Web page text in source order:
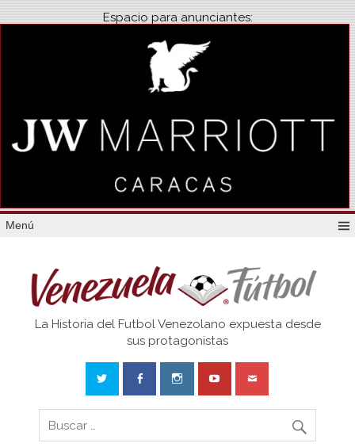
Espacio para anunciantes:
Menú
Venezuela
La Historia del Futbol Venezolano expuesta desde
sus protagonistas